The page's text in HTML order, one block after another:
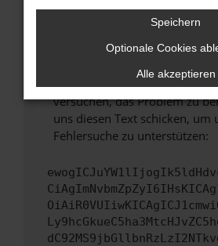
führen, dass bestimmte
unterstützt werden.
Wende dich an den
Wenn du alle oben genannten
hast, kontaktiere uns bitte.
versuchen, das Problem zu
uns diesen Text schicken, um
Fehlersuche zu unterstützen:
Speichern
Optionale Cookies
Alle akzeptieren